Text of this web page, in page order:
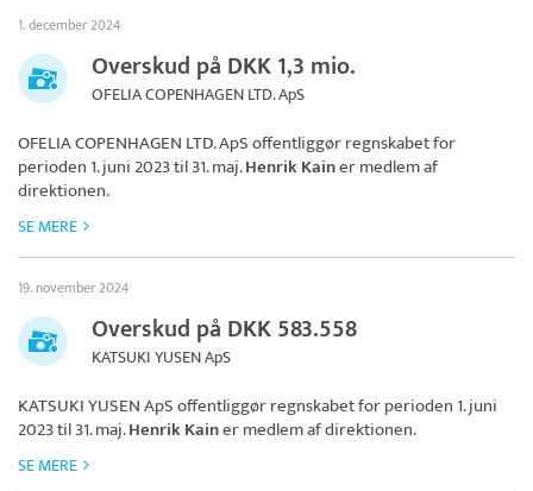
1. december 2024
Overskud på DKK 1,3 mio.
OFELIA COPENHAGEN LTD. ApS
OFELIA COPENHAGEN LTD. ApSoffentliggør regnskabet for
perioden 1. juni 2023 til 31. maj.Henrik Kainer medlem af
direktionen.
SE MERE
19. november 2024
Overskud på DKK 583.558
KATSUKI YUSEN ApS
KATSUKI YUSEN ApSoffentliggør regnskabet for perioden 1. juni
2023 til 31. maj.Henrik Kainer medlem af direktionen.
SE MERE